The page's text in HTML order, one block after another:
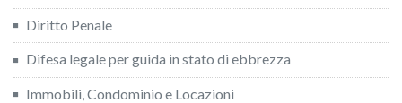
Diritto Penale
Difesa legale per guida in stato di ebbrezza
Immobili, Condominio e Locazioni